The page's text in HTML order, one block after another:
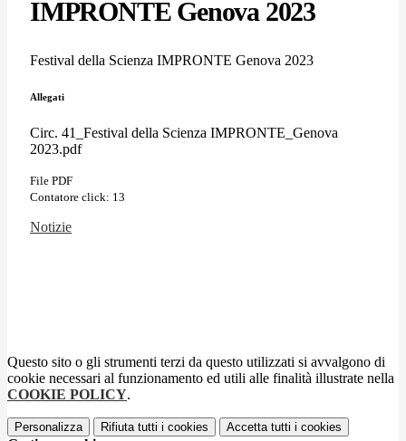
IMPRONTE Genova 2023
Festival della Scienza IMPRONTE Genova 2023
Allegati
Circ. 41_Festival della Scienza IMPRONTE_Genova
2023.pdf
File PDF
Contatore click: 13
Notizie
Questo sito o gli strumenti terzi da questo utilizzati si avvalgono di
cookie necessari al funzionamento ed utili alle finalità illustrate nella
COOKIE POLICY.
Personalizza Rifiuta tutti i cookies Accetta tutti i cookies